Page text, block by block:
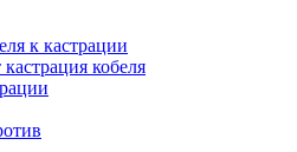
к кастрации
кобеля